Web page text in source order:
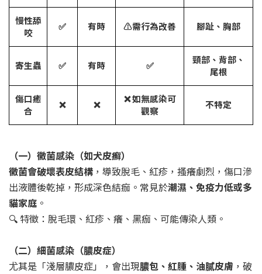
慢性舔
咬
✅ 有時 ⚠️需行為改善 腳趾、胸部
寄生蟲 ✅ 有時 ✅
頸部、背部、
尾根
傷口癒
合
❌ ❌
❌ 如無感染可
觀察
不特定
（一）黴菌感染（如犬皮癬）
黴菌會破壞表皮結構 ，導致脫毛、紅疹，搔癢劇烈，傷口滲
出液體後乾掉，形成深色結痂。常見於潮濕、免疫力低或多
貓家庭 。
🔍 特徵：脫毛環、紅疹、癢、黑痂、可能傳染人類。
（二）細菌感染（膿皮症）
尤其是「淺層膿皮症」，會出現膿包、紅腫、油膩皮膚 ，破